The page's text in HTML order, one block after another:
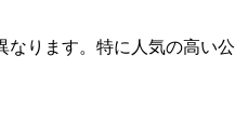
なります。特に人気の高い公